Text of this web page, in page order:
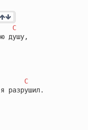
C
душу,
C
разрушил.